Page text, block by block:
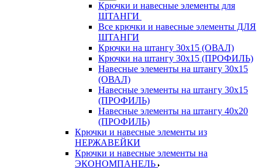
Крючки и навесные элементы для
ШТАНГИ
Все крючки и навесные элементы ДЛЯ
ШТАНГИ
Крючки на штангу 30х15 (ОВАЛ)
Крючки на штангу 30х15 (ПРОФИЛЬ)
Навесные элементы на штангу 30х15
(ОВАЛ)
Навесные элементы на штангу 30х15
(ПРОФИЛЬ)
Навесные элементы на штангу 40х20
(ПРОФИЛЬ)
Крючки и навесные элементы из
НЕРЖАВЕЙКИ
Крючки и навесные элементы на
ЭКОНОМПАНЕЛЬ